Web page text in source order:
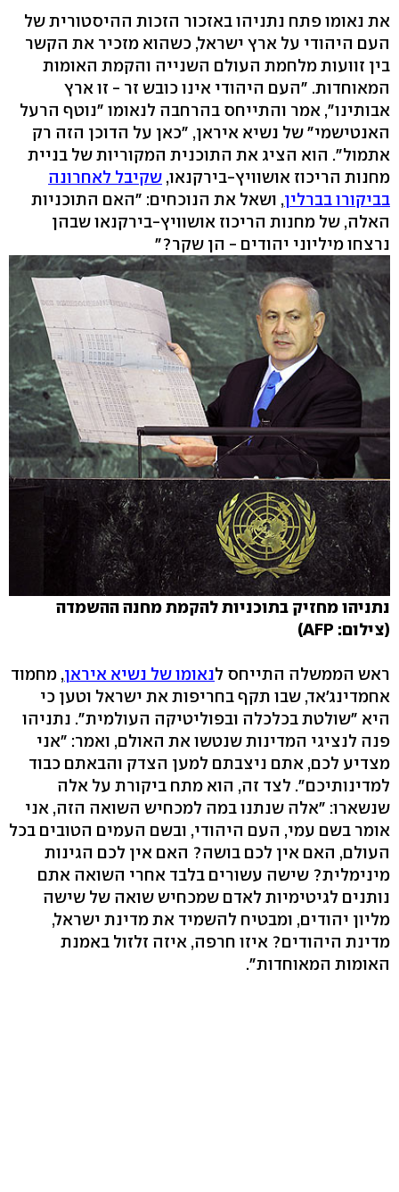
את נאומו פתח נתניהו באזכור הזכות ההיסטורית של
העם היהודי על ארץ ישראל, כשהוא מזכיר את הקשר
בין זוועות מלחמת העולם השנייה והקמת האומות
המאוחדות. "העם היהודי אינו כובש זר - זו ארץ
אבותינו", אמר והתייחס בהרחבה לנאומו "נוטף הרעל
האנטישמי" של נשיא איראן, "כאן על הדוכן הזה רק
אתמול". הוא הציג את התוכנית המקוריות של בניית
מחנות הריכוז אושוויץ-בירקנאו, שקיבל לאחרונה
בביקורו בברלין, ושאל את הנוכחים: "האם התוכניות
האלה, של מחנות הריכוז אושוויץ-בירקנאו שבהן
נרצחו מיליוני יהודים - הן שקר?"
נתניהו מחזיק בתוכניות להקמת מחנה ההשמדה
(צילום: AFP)
ראש הממשלה התייחס לנאומו של נשיא איראן, מחמוד
אחמדינג'אד, שבו תקף בחריפות את ישראל וטען כי
היא "שולטת בכלכלה ובפוליטיקה העולמית". נתניהו
פנה לנציגי המדינות שנטשו את האולם, ואמר: "אני
מצדיע לכם, אתם ניצבתם למען הצדק והבאתם כבוד
למדינותיכם". לצד זה, הוא מתח ביקורת על אלה
שנשארו: "אלה שנתנו במה למכחיש השואה הזה, אני
אומר בשם עמי, העם היהודי, ובשם העמים הטובים בכל
העולם, האם אין לכם בושה? האם אין לכם הגינות
מינימלית? שישה עשורים בלבד אחרי השואה אתם
נותנים לגיטימיות לאדם שמכחיש שואה של שישה
מליון יהודים, ומבטיח להשמיד את מדינת ישראל,
מדינת היהודים? איזו חרפה, איזה זלזול באמנת
האומות המאוחדות".